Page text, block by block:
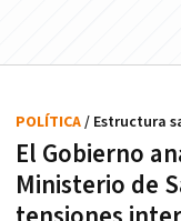
El Gobierno
Ministerio de
POLÍTICA/ Estructura